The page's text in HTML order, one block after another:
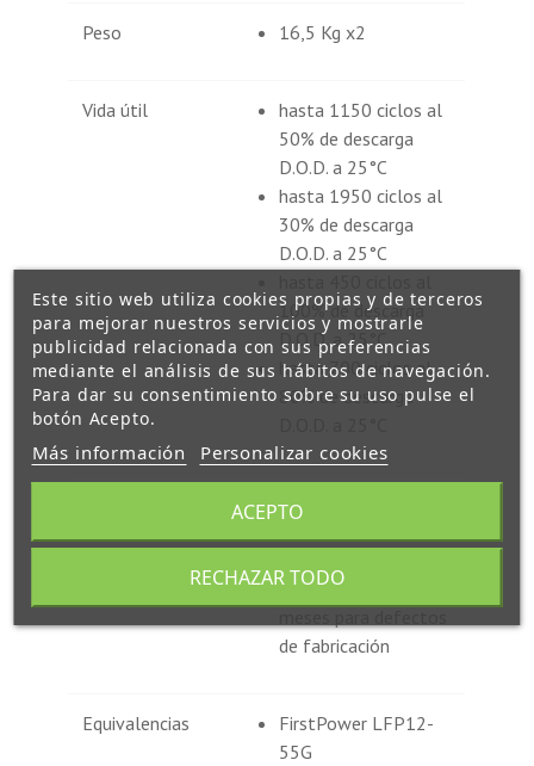
Peso 16,5 Kg x2
Vida útil
hasta 1150 ciclos al
50% de descarga
D.O.D. a 25°C
hasta 1950 ciclos al
30% de descarga
D.O.D. a 25°C
100% de descarga
D.O.D. a 25°C
hasta 700 ciclos al
80% de descarga
Uso cíclico: 6 meses
Uso estacionario: 12
de fabricación
Equivalencias
FirstPower LFP12-
55G
Este sitio web utiliza cookies propias y de terceros
para mejorar nuestros servicios y mostrarle
publicidad relacionada con sus preferencias
mediante el análisis de sus hábitos de navegación.
Para dar su consentimiento sobre su uso pulse el
botón Acepto.
Más información Personalizar cookies
RECHAZAR TODO
ACEPTO